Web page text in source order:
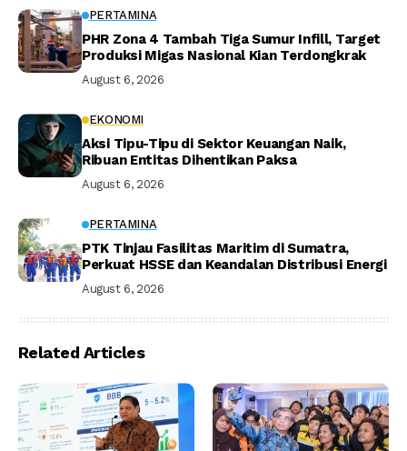
PERTAMINA
PHR Zona 4 Tambah Tiga Sumur Infill, Target
Produksi Migas Nasional Kian Terdongkrak
August 6, 2026
EKONOMI
Aksi Tipu-Tipu di Sektor Keuangan Naik,
Ribuan Entitas Dihentikan Paksa
August 6, 2026
PERTAMINA
PTK Tinjau Fasilitas Maritim di Sumatra,
Perkuat HSSE dan Keandalan Distribusi Energi
August 6, 2026
Related Articles